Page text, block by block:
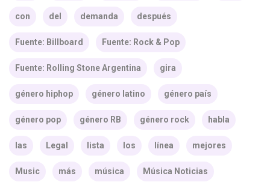
con del demanda después
Fuente: Billboard Fuente: Rock & Pop
Fuente: Rolling Stone Argentina gira
género hiphop género latino género país
género pop género RB género rock habla
las Legal lista los línea mejores
Music más música Música Noticias